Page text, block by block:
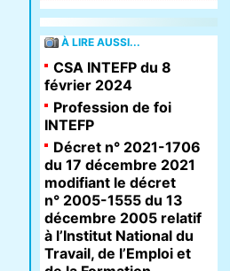
À LIRE AUSSI...
CSA INTEFP du 8
février 2024
Profession de foi
INTEFP
Décret n° 2021-1706
du 17 décembre 2021
modifiant le décret
n° 2005-1555 du 13
décembre 2005 relatif
à l’Institut National du
Travail, de l’Emploi et